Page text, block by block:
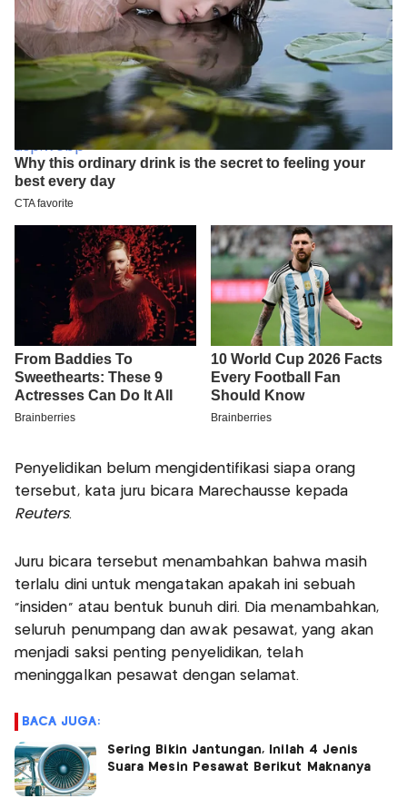
Penyelidikan belum mengidentifikasi siapa orang
tersebut, kata juru bicara Marechausse kepada
Reuters.
Juru bicara tersebut menambahkan bahwa masih
terlalu dini untuk mengatakan apakah ini sebuah
"insiden" atau bentuk bunuh diri. Dia menambahkan,
seluruh penumpang dan awak pesawat, yang akan
menjadi saksi penting penyelidikan, telah
meninggalkan pesawat dengan selamat.
BACA JUGA:
Sering Bikin Jantungan, Inilah 4 Jenis
Suara Mesin Pesawat Berikut Maknanya